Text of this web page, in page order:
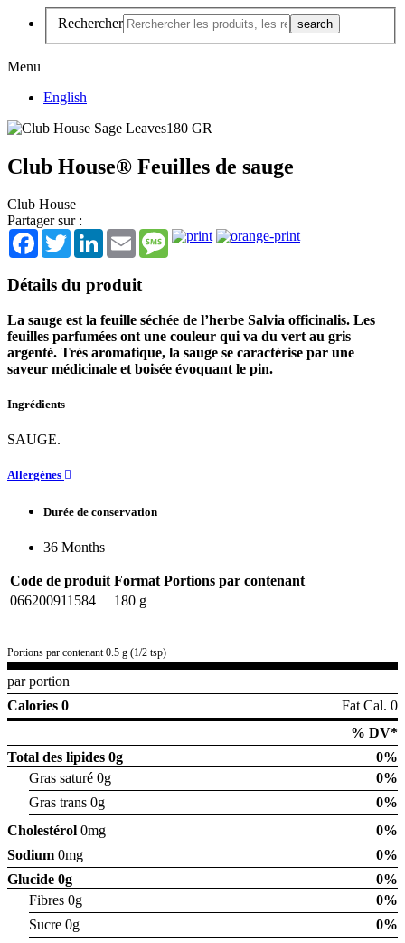
Rechercher
Menu
English
Club House® Feuilles de sauge
Club House
Partager sur :
Facebook
TwitterLinkedInEmail Message
Détails du produit
La sauge est la feuille séchée de l’herbe Salvia officinalis. Les
feuilles parfumées ont une couleur qui va du vert au gris
argenté. Très aromatique, la sauge se caractérise par une
saveur médicinale et boisée évoquant le pin.
Ingrédients
SAUGE.
Allergènes
Durée de conservation
36 Months
Code de produit Format Portions par contenant
066200911584
180 g
Portions par contenant 0.5 g (1/2 tsp)
par portion
Calories 0
Fat Cal. 0
% DV*
Total des lipides 0g
0%
Gras saturé 0g
0%
Gras trans 0g
0%
Cholestérol 0mg
0%
Sodium 0mg
0%
Glucide 0g
0%
Fibres 0g
0%
Sucre 0g
0%